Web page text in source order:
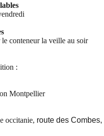
conteneur la veille au soir
:
Montpellier
occitanie, route des